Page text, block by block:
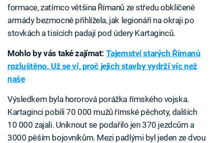
formace, zatímco většina Římanů ze středu obklíčené
armády bezmocně přihlížela, jak legionáři na okraji po
stovkách a tisících padají pod údery Kartaginců.
Mohlo by vás také zajímat: Tajemství starých Římanů
rozluštěno. Už se ví, proč jejich stavby vydrží víc než
naše
Výsledkem byla hororová porážka římského vojska.
Kartaginci pobili 70 000 mužů římské pěchoty, dalších
10 000 zajali. Uniknout se podařilo jen 370 jezdcům a
3000 pěším bojovníkům. Mezi padlými byl jeden ze dvou